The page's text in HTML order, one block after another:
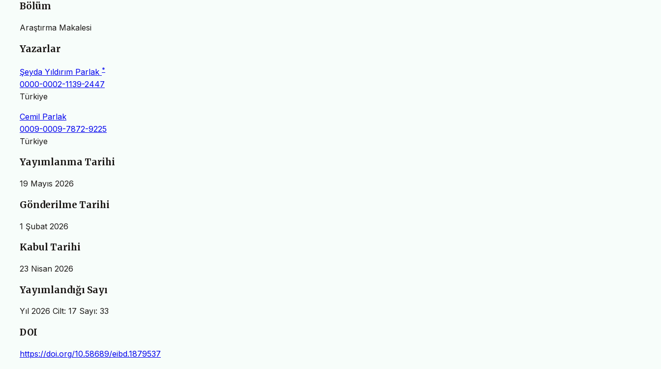
Bölüm
Araştırma Makalesi
Yazarlar
Şeyda Yıldırım Parlak *
0000-0002-1139-2447
Türkiye
Cemil Parlak
0009-0009-7872-9225
Türkiye
Yayımlanma Tarihi
19 Mayıs 2026
Gönderilme Tarihi
1 Şubat 2026
Kabul Tarihi
23 Nisan 2026
Yayımlandığı Sayı
Yıl 2026 Cilt: 17 Sayı: 33
DOI
https://doi.org/10.58689/eibd.1879537